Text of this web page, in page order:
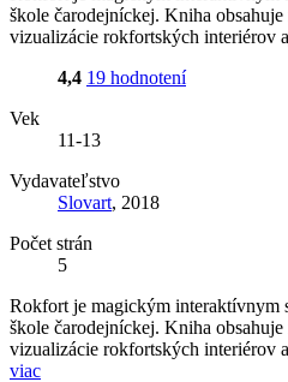
škole čarodejníckej. Kniha
vizualizácie rokfortských interiérov
4,4 19 hodnotení
Vek
11-13
Vydavateľstvo
Slovart, 2018
Počet strán
5
Rokfort je magickým interaktívnym
škole čarodejníckej. Kniha
vizualizácie rokfortských interiérov
viac